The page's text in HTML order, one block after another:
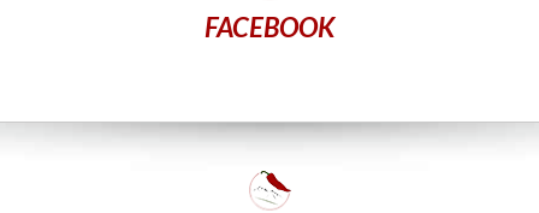
FACEBOOK